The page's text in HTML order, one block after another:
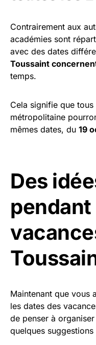
Contrairement aux
académies sont
avec des dates
Toussaint
temps.
Cela signifie que
métropolitaine
mêmes dates, du 19
Des
pendant
Maintenant que vous
les dates des
de penser à
quelques